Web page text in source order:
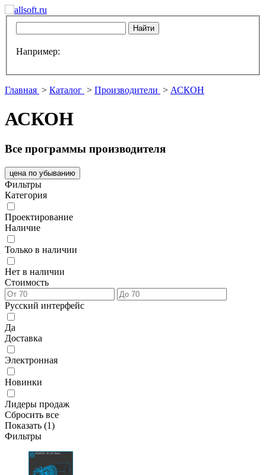
Например:
Главная > Каталог > Производители > АСКОН
АСКОН
Все программы производителя
цена по убыванию
Фильтры
Категория
Проектирование
Наличие
Только в наличии
Нет в наличии
Стоимость
Русский интерфейс
Да
Доставка
Электронная
Новинки
Лидеры продаж
Сбросить все
Показать (1)
Фильтры